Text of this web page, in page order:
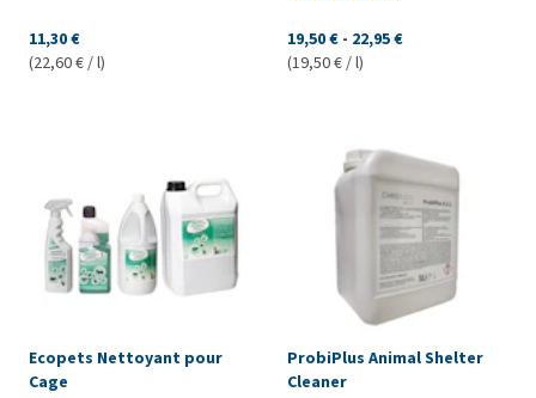
11,30 €
(22,60 € / l)
19,50 € - 22,95 €
(19,50 € / l)
Ecopets Nettoyant pour
Cage
ProbiPlus Animal Shelter
Cleaner